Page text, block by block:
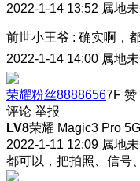
2022-1-14 13:52 属地
前世小王爷 : 确实啊，
2022-1-14 14:00 属地
荣耀粉丝88886567F 赞
评论 举报
LV8荣耀 Magic3 Pro 5G
2022-1-11 12:09 属地
都可以，把拍照、信号